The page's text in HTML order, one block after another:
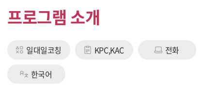
프로그램 소개
일대일코칭 KPC,KAC 전화
한국어